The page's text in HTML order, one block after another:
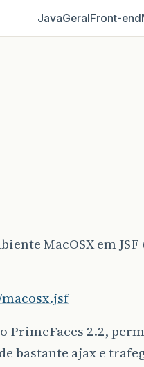
JavaGeralFront‑end
MacOSX em
PrimeFaces 2.2,
bastante ajax e